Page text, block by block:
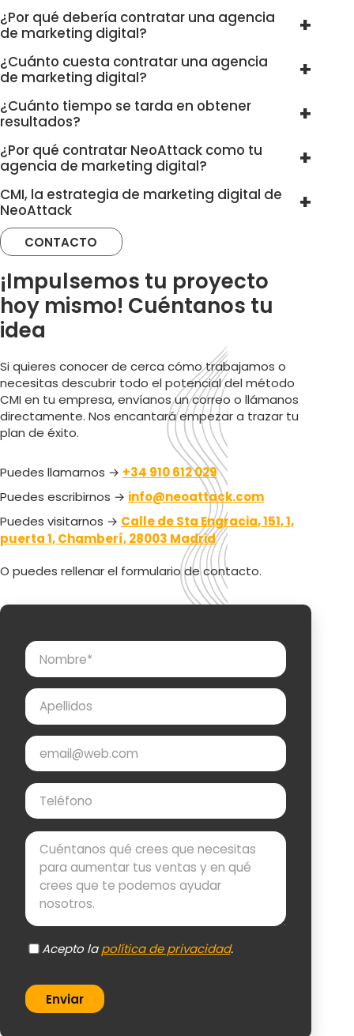
¿Por qué debería contratar una agencia
de marketing digital?
¿Cuánto cuesta contratar una agencia
de marketing digital?
¿Cuánto tiempo se tarda en obtener
resultados?
¿Por qué contratar NeoAttack como tu
agencia de marketing digital?
CMI, la estrategia de marketing digital de
NeoAttack
CONTACTO
¡Impulsemos tu proyecto
hoy mismo! Cuéntanos tu
idea
Si quieres conocer de cerca cómo trabajamos o
necesitas descubrir todo el potencial del método
CMI en tu empresa, envíanos un correo o llámanos
directamente. Nos encantará empezar a trazar tu
plan de éxito.
Puedes llamarnos → +34 910 612 029
Puedes escribirnos → info@neoattack.com
Puedes visitarnos → Calle de Sta Engracia, 151, 1,
puerta 1, Chamberí, 28003 Madrid
O puedes rellenar el formulario de contacto.
Nombre
Apellidos
Email
Teléfono
Mensaje
Acepto lapolítica de privacidad.
Enviar